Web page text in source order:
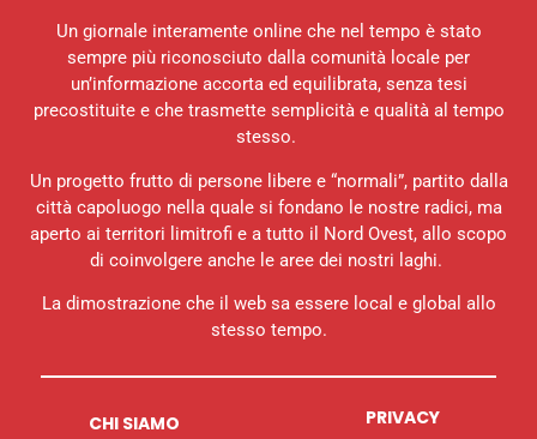
Un giornale interamente online che nel tempo è stato
sempre più riconosciuto dalla comunità locale per
un’informazione accorta ed equilibrata, senza tesi
precostituite e che trasmette semplicità e qualità al tempo
stesso.
Un progetto frutto di persone libere e “normali”, partito dalla
città capoluogo nella quale si fondano le nostre radici, ma
aperto ai territori limitrofi e a tutto il Nord Ovest, allo scopo
di coinvolgere anche le aree dei nostri laghi.
La dimostrazione che il web sa essere local e global allo
stesso tempo.
CHI SIAMO PRIVACY